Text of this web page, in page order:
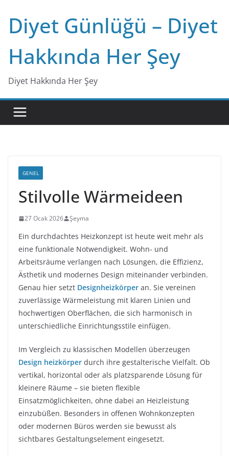
content
Diyet Günlüğü – Diyet
Hakkında Her Şey
Diyet Hakkında Her Şey
GENEL
Stilvolle Wärmeideen
27 Ocak 2026 Şeyma
Ein durchdachtes Heizkonzept ist heute weit mehr als
eine funktionale Notwendigkeit. Wohn- und
Arbeitsräume verlangen nach Lösungen, die Effizienz,
Ästhetik und modernes Design miteinander verbinden.
Genau hier setzt Designheizkörper an. Sie vereinen
zuverlässige Wärmeleistung mit klaren Linien und
hochwertigen Oberflächen, die sich harmonisch in
unterschiedliche Einrichtungsstile einfügen.
Im Vergleich zu klassischen Modellen überzeugen
Design heizkörper durch ihre gestalterische Vielfalt. Ob
vertikal, horizontal oder als platzsparende Lösung für
kleinere Räume – sie bieten flexible
Einsatzmöglichkeiten, ohne dabei an Heizleistung
einzubüßen. Besonders in offenen Wohnkonzepten
oder modernen Büros werden sie bewusst als
sichtbares Gestaltungselement eingesetzt.